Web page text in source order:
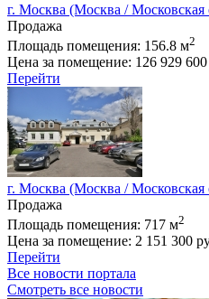
г. Москва (Москва / Московская
Продажа
Площадь помещения: 156.8 м2
Цена за помещение: 126 929
Перейти
г. Москва (Москва / Московская
Продажа
Площадь помещения: 717 м2
Цена за помещение: 2 151 300
Перейти
Все новости портала
Смотреть все новости